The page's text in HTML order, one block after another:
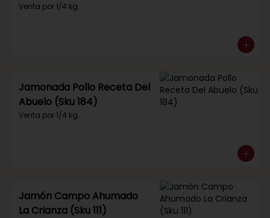
Venta por 1/4 kg.
Jamonada Pollo Receta Del
Abuelo (Sku 184)
Venta por 1/4 kg.
Jamón Campo Ahumado
La Crianza (Sku 111)